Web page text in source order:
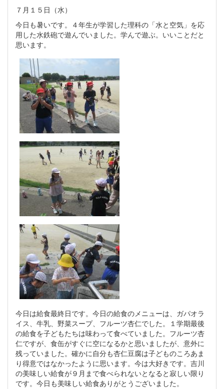
７月１５日（水）
今日も暑いです。４年生が学習した理科の「水と空気」を応
用した水鉄砲で遊んでいました。学んで遊ぶ。いいことだと
思います。
今日は給食最終日です。今日の給食のメニューは、ガパオラ
イス、牛乳、野菜スープ、フルーツ杏仁でした。１学期最後
の給食を子どもたちは味わって食べていました。フルーツ杏
仁ですが、食缶がすぐに空になるかと思いましたが、意外に
残っていました。確かに自分も杏仁豆腐は子どものころあま
り得意ではなかったように思います。今は大好きです。吉川
の美味しい給食が９月まで食べられないとなると寂しい限り
です。今日も美味しい給食ありがとうございました。